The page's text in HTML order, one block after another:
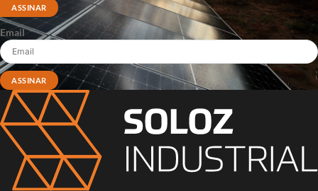
ASSINAR
Email
ASSINAR